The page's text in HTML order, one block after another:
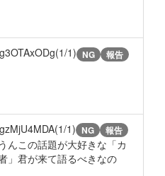
1) NG 報告
1) NG 報告
んこの話題が大好きな「カ
」君が来て語るべきなの